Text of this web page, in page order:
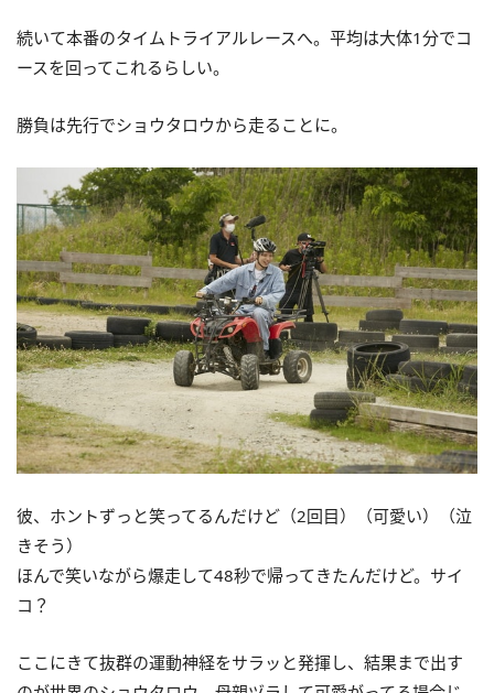
続いて本番のタイムトライアルレースへ。平均は大体1分でコ
ースを回ってこれるらしい。
勝負は先行でショウタロウから走ることに。
彼、ホントずっと笑ってるんだけど（2回目）（可愛い）（泣
きそう）
ほんで笑いながら爆走して48秒で帰ってきたんだけど。サイ
コ？
ここにきて抜群の運動神経をサラッと発揮し、結果まで出す